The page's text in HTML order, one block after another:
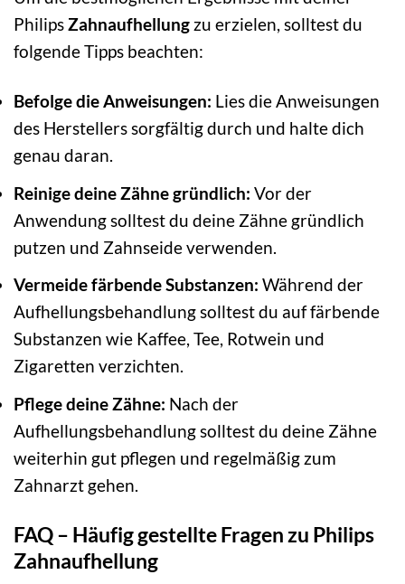
PhilipsZahnaufhellung zu erzielen, solltest du
folgende Tipps beachten:
Befolge die Anweisungen: Lies die Anweisungen
des Herstellers sorgfältig durch und halte dich
genau daran.
Reinige deine Zähne gründlich: Vor der
Anwendung solltest du deine Zähne gründlich
putzen und Zahnseide verwenden.
Vermeide färbende Substanzen: Während der
Aufhellungsbehandlung solltest du auf färbende
Substanzen wie Kaffee, Tee, Rotwein und
Zigaretten verzichten.
Pflege deine Zähne: Nach der
Aufhellungsbehandlung solltest du deine Zähne
weiterhin gut pflegen und regelmäßig zum
Zahnarzt gehen.
FAQ – Häufig gestellte Fragen zu Philips
Zahnaufhellung